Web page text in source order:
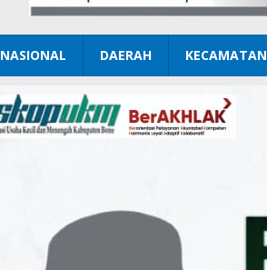
NASIONAL DAERAH KECAMATAN